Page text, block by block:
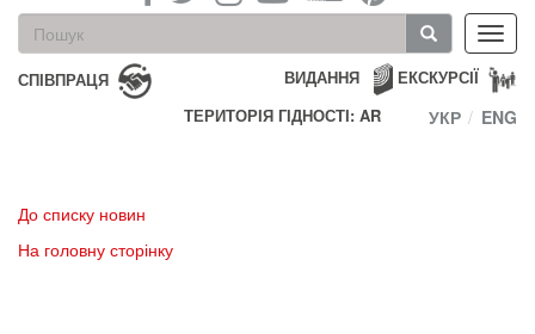
Пошукова
форма
Пошук
СПІВПРАЦЯ ЕКСКУРСІЇ
ВИДАННЯ
ТЕРИТОРІЯ ГІДНОСТІ: AR
УКР ENG
До списку новин
На головну сторінку